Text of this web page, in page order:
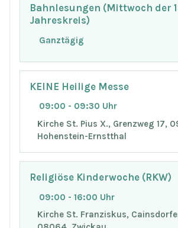
Bahnlesungen (Mittwoch der
Jahreskreis)
Ganztägig
KEINE Heilige Messe
09:00 - 09:30 Uhr
Kirche St. Pius X., Grenzweg 17,
Hohenstein-Ernstthal
Religiöse Kinderwoche (RKW)
09:00 - 16:00 Uhr
Kirche St. Franziskus,